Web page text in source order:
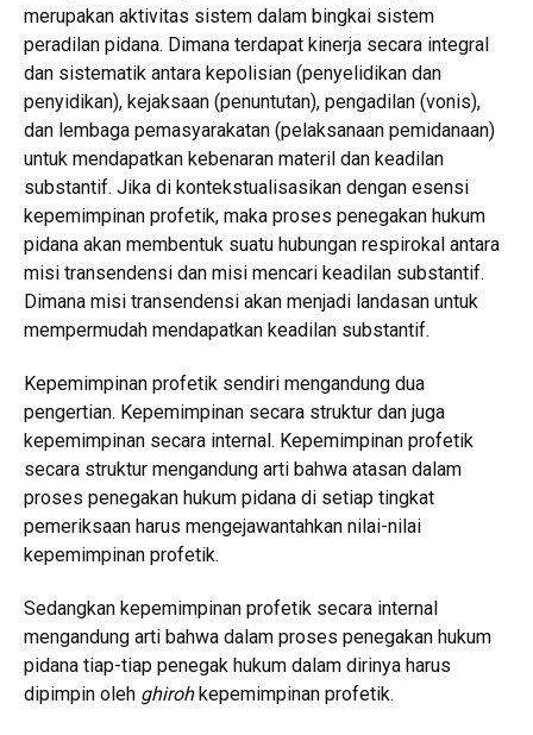
merupakan aktivitas sistem dalam bingkai sistem
peradilan pidana. Dimana terdapat kinerja secara integral
dan sistematik antara kepolisian (penyelidikan dan
penyidikan), kejaksaan (penuntutan), pengadilan (vonis),
dan lembaga pemasyarakatan (pelaksanaan pemidanaan)
untuk mendapatkan kebenaran materil dan keadilan
substantif. Jika di kontekstualisasikan dengan esensi
kepemimpinan profetik, maka proses penegakan hukum
pidana akan membentuk suatu hubungan respirokal antara
misi transendensi dan misi mencari keadilan substantif.
Dimana misi transendensi akan menjadi landasan untuk
mempermudah mendapatkan keadilan substantif.
Kepemimpinan profetik sendiri mengandung dua
pengertian. Kepemimpinan secara struktur dan juga
kepemimpinan secara internal. Kepemimpinan profetik
secara struktur mengandung arti bahwa atasan dalam
proses penegakan hukum pidana di setiap tingkat
pemeriksaan harus mengejawantahkan nilai-nilai
kepemimpinan profetik.
Sedangkan kepemimpinan profetik secara internal
mengandung arti bahwa dalam proses penegakan hukum
pidana tiap-tiap penegak hukum dalam dirinya harus
dipimpin oleh ghirohkepemimpinan profetik.